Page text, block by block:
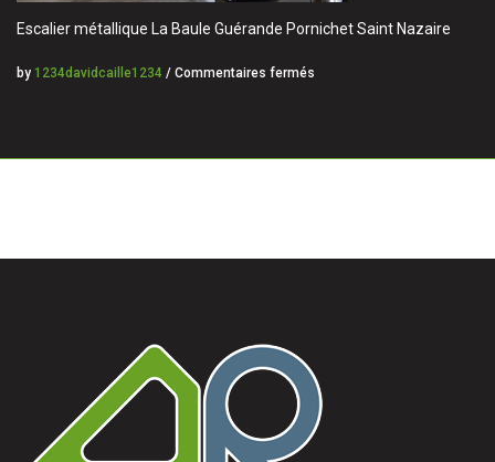
Escalier métallique La Baule Guérande Pornichet Saint Nazaire
by 1234davidcaille1234 / Commentaires fermés